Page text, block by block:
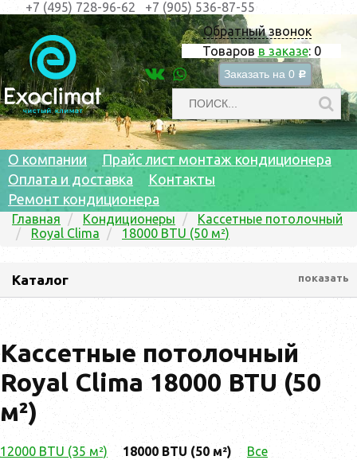
Обратный звонок
Товаров в заказе: 0
Заказать на 0 c
+7 (495) 728-96-62 +7 (905) 536-87-55
О компании
Прайс лист монтаж кондиционера
Оплата и доставка
Контакты
Ремонт кондиционера
Главная Кондиционеры
Кассетные потолочный
Royal Clima
18000 BTU (50 м²)
Каталог показать
Кассетные потолочный
Royal Clima 18000 BTU (50
м²)
12000 BTU (35 м²) 18000 BTU (50 м²)
Все